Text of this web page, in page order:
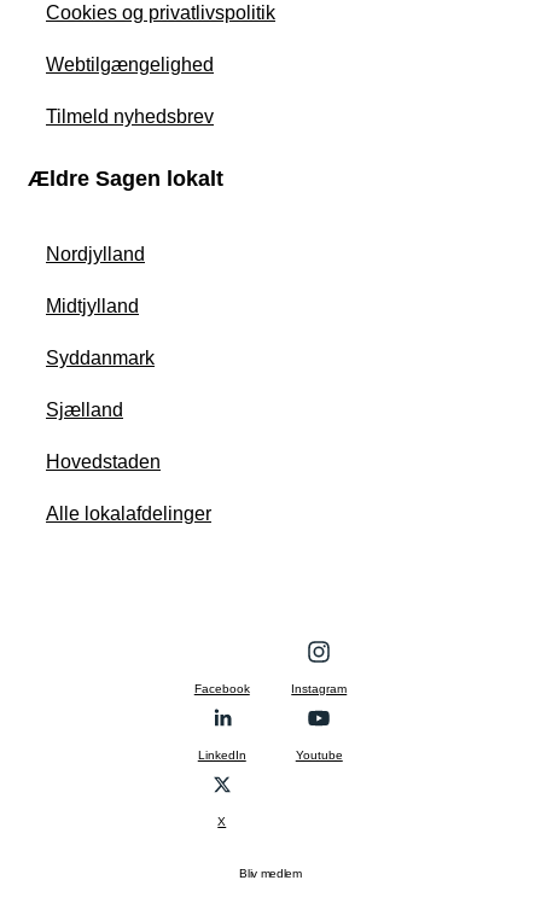
Cookies og privatlivspolitik
Webtilgængelighed
Tilmeld nyhedsbrev
Ældre Sagen lokalt
Nordjylland
Midtjylland
Syddanmark
Sjælland
Hovedstaden
Alle lokalafdelinger
Facebook Instagram
LinkedIn Youtube
X
Bliv medlem